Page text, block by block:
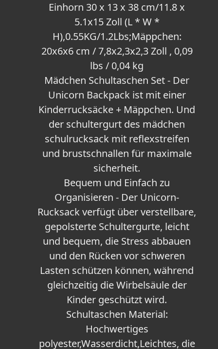
Einhorn 30 x 13 x 38 cm/11.8 x
5.1x15 Zoll (L * W *
H),0.55KG/1.2Lbs;Mäppchen:
20x6x6 cm / 7,8x2,3x2,3 Zoll , 0,09
lbs / 0,04 kg
Mädchen Schultaschen Set - Der
Unicorn Backpack ist mit einer
Kinderrucksäcke + Mäppchen. Und
der schultergurt des mädchen
schulrucksack mit reflexstreifen
und brustschnallen für maximale
sicherheit.
Bequem und Einfach zu
Organisieren - Der Unicorn-
Rucksack verfügt über verstellbare,
gepolsterte Schultergurte, leicht
und bequem, die Stress abbauen
und den Rücken vor schweren
Lasten schützen können, während
gleichzeitig die Wirbelsäule der
Kinder geschützt wird.
Schultaschen Material:
Hochwertiges
polyester,Wasserdicht,Leichtes, die